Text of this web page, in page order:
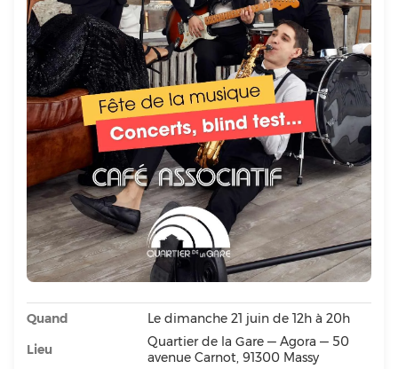
Quand
Le dimanche 21 juin de 12h à 20h
Lieu
Quartier de la Gare — Agora — 50
avenue Carnot, 91300 Massy